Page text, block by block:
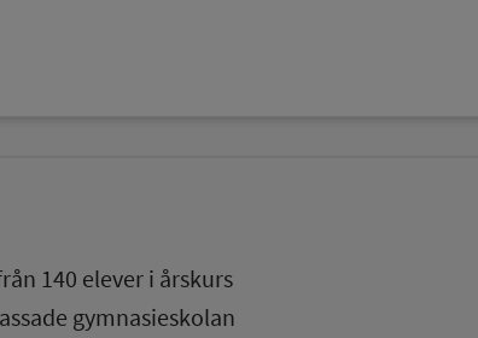
140 elever i årskurs
gymnasieskolan